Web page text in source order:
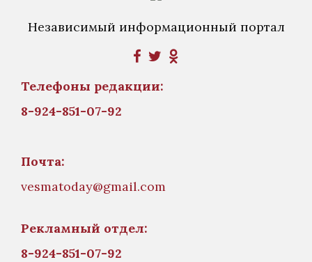
Независимый информационный портал
Телефоны редакции:
8-924-851-07-92
Почта:
vesmatoday@gmail.com
Рекламный отдел:
8-924-851-07-92